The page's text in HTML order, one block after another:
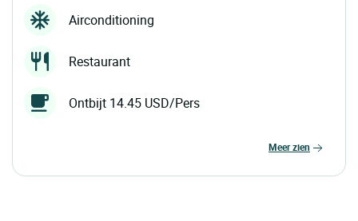
Airconditioning
Restaurant
Ontbijt 14.45 USD/Pers
meer zien